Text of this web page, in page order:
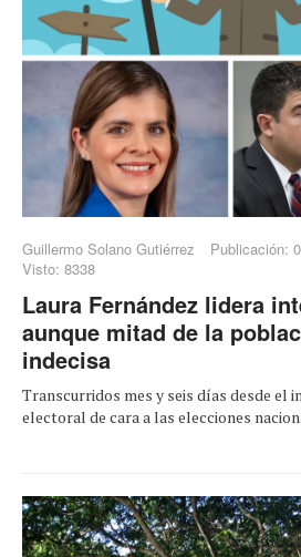
Guillermo Solano Gutiérrez
Publicación:
Visto: 8338
Laura Fernández lidera
aunque mitad de la
indecisa
Transcurridos mes y seis días desde el
electoral de cara a las elecciones